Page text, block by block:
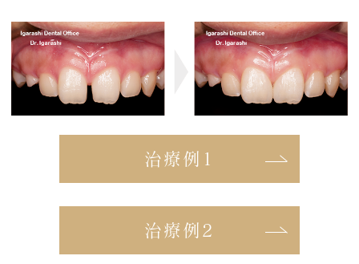
治療例1
治療例2